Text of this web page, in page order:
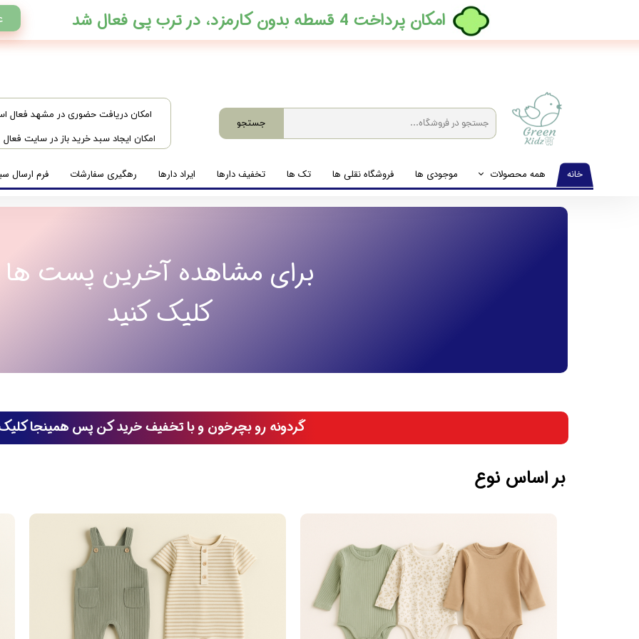
​امکان دریافت حضوری در مشهد فعال
امکان ایجاد سبد خرید باز در سایت
جستجو
خانه همه محصولات
لباس نوزاد تا نوجوان
موجودی ها فروشگاه نقلی ها تک ها تخفیف دارها ایراد دارها رهگیری سفارشات فرم ارسال
​امکان پرداخت 4 قسطه بدون کارمزد، در ترب پی فعال شد
برای مشاهده آخرین پست ها
کلیک کنید
گردونه رو بچرخون و با تخفیف خرید کن پس همینجا
بر اساس نوع